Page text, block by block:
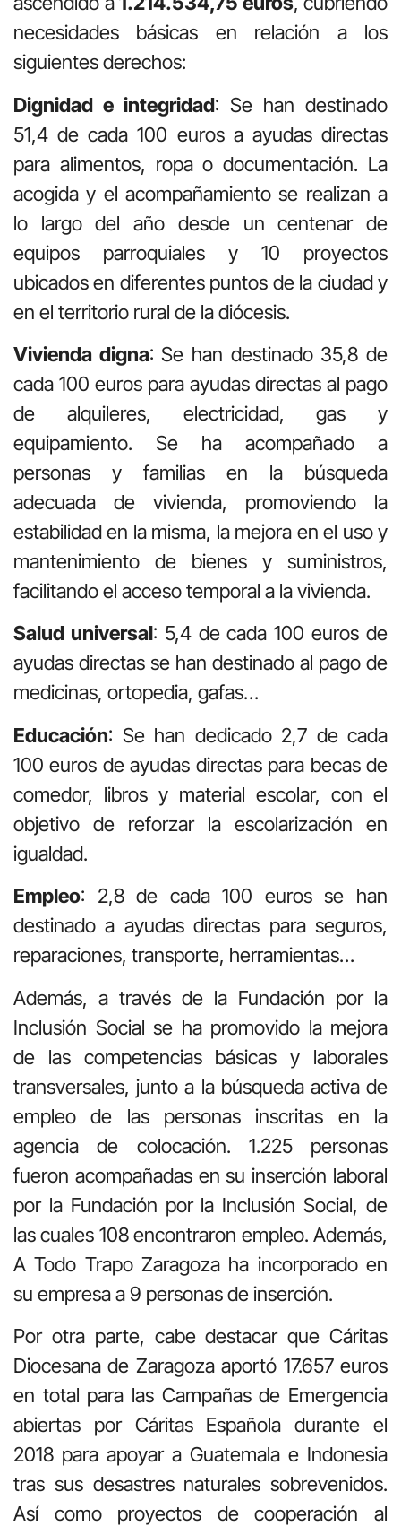
necesidades básicas en relación a los
siguientes derechos:
Dignidad e integridad: Se han destinado
51,4 de cada 100 euros a ayudas directas
para alimentos, ropa o documentación. La
acogida y el acompañamiento se realizan a
lo largo del año desde un centenar de
equipos parroquiales y 10 proyectos
ubicados en diferentes puntos de la ciudad y
en el territorio rural de la diócesis.
Vivienda digna: Se han destinado 35,8 de
cada 100 euros para ayudas directas al pago
de alquileres, electricidad, gas y
equipamiento. Se ha acompañado a
personas y familias en la búsqueda
adecuada de vivienda, promoviendo la
estabilidad en la misma, la mejora en el uso y
mantenimiento de bienes y suministros,
facilitando el acceso temporal a la vivienda.
Salud universal: 5,4 de cada 100 euros de
ayudas directas se han destinado al pago de
medicinas, ortopedia, gafas…
Educación: Se han dedicado 2,7 de cada
100 euros de ayudas directas para becas de
comedor, libros y material escolar, con el
objetivo de reforzar la escolarización en
igualdad.
Empleo: 2,8 de cada 100 euros se han
destinado a ayudas directas para seguros,
reparaciones, transporte, herramientas…
Además, a través de la Fundación por la
Inclusión Social se ha promovido la mejora
de las competencias básicas y laborales
transversales, junto a la búsqueda activa de
empleo de las personas inscritas en la
agencia de colocación. 1.225 personas
fueron acompañadas en su inserción laboral
por la Fundación por la Inclusión Social, de
las cuales 108 encontraron empleo. Además,
A Todo Trapo Zaragoza ha incorporado en
su empresa a 9 personas de inserción.
Por otra parte, cabe destacar que Cáritas
Diocesana de Zaragoza aportó 17.657 euros
en total para las Campañas de Emergencia
abiertas por Cáritas Española durante el
2018 para apoyar a Guatemala e Indonesia
tras sus desastres naturales sobrevenidos.
Así como proyectos de cooperación al